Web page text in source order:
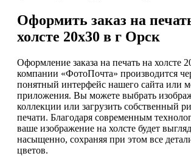
Оформить заказ на
холсте 20х30 в г Орск
Оформление заказа на печать на холсте
компании «ФотоПочта» производится
понятный интерфейс нашего сайта или
приложения. Вы можете выбрать
коллекции или загрузить собственный
печати. Благодаря современным
ваше изображение на холсте будет
насыщенно, сохраняя при этом все
цветов.